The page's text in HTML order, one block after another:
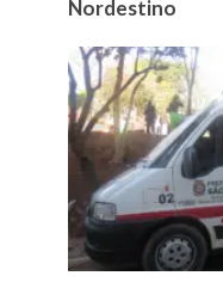
Nordestino